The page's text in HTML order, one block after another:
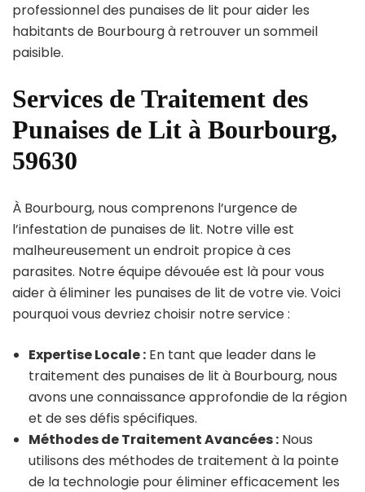
professionnel des punaises de lit pour aider les
habitants de Bourbourg à retrouver un sommeil
paisible.
Services de Traitement des
Punaises de Lit à Bourbourg,
59630
À Bourbourg, nous comprenons l’urgence de
l’infestation de punaises de lit. Notre ville est
malheureusement un endroit propice à ces
parasites. Notre équipe dévouée est là pour vous
aider à éliminer les punaises de lit de votre vie. Voici
pourquoi vous devriez choisir notre service :
Expertise Locale : En tant que leader dans le
traitement des punaises de lit à Bourbourg, nous
avons une connaissance approfondie de la région
et de ses défis spécifiques.
Méthodes de Traitement Avancées : Nous
utilisons des méthodes de traitement à la pointe
de la technologie pour éliminer efficacement les